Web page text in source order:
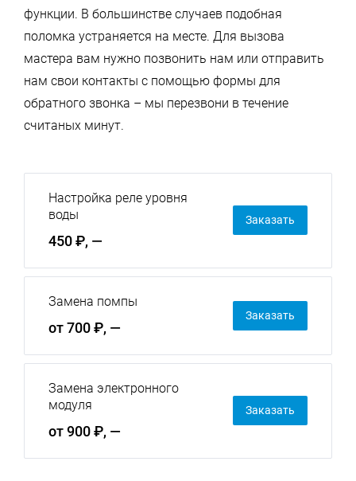
функции. В большинстве случаев подобная
поломка устраняется на месте. Для вызова
мастера вам нужно позвонить нам или отправить
нам свои контакты с помощью формы для
обратного звонка – мы перезвони в течение
считаных минут.
Настройка реле уровня
воды
450 ₽, —
Заказать
Замена помпы
от 700 ₽, —
Заказать
Замена электронного
модуля
от 900 ₽, —
Заказать